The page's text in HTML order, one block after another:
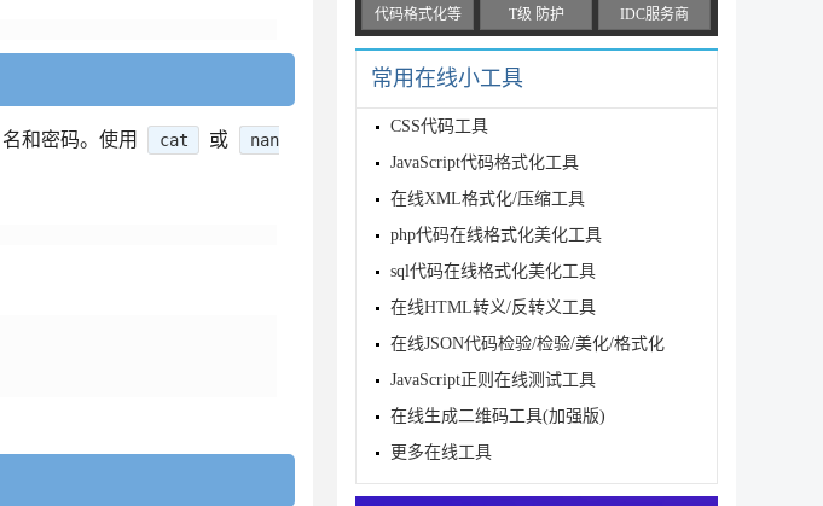
和密码。使用 cat 或
nan
代码格式化等 T级 防护 IDC服务商
常用在线小工具
CSS代码工具
JavaScript代码格式化工具
在线XML格式化/压缩工具
php代码在线格式化美化工具
sql代码在线格式化美化工具
在线HTML转义/反转义工具
在线JSON代码检验/检验/美化/格式化
JavaScript正则在线测试工具
在线生成二维码工具(加强版)
更多在线工具